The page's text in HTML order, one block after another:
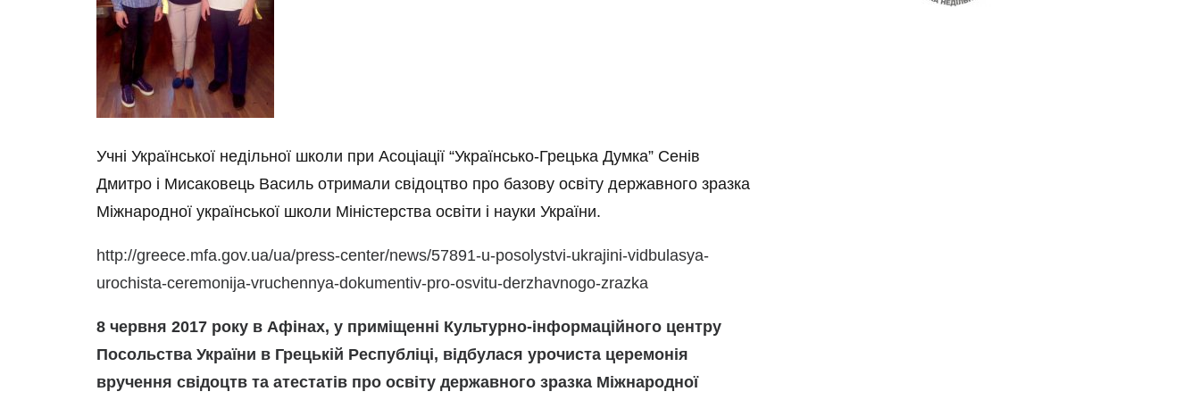
Учні Української недільної школи при Асоціації “Українсько-Грецька Думка” Сенів
Дмитро і Мисаковець Василь отримали свідоцтво про базову освіту державного зразка
Міжнародної української школи Міністерства освіти і науки України.
http://greece.mfa.gov.ua/ua/press-center/news/57891-u-posolystvi-ukrajini-vidbulasya-
urochista-ceremonija-vruchennya-dokumentiv-pro-osvitu-derzhavnogo-zrazka
8 червня 2017 року в Афінах, у приміщенні Культурно-інформаційного центру
Посольства України в Грецькій Республіці, відбулася урочиста церемонія
вручення свідоцтв та атестатів про освіту державного зразка Міжнародної